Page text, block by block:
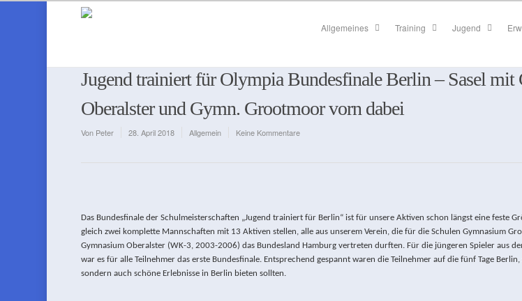
Allgemeines Training Jugend
Jugend trainiert für Olympia Bundesfinale Berlin – Sasel mit
Oberalster und Gymn. Grootmoor vorn dabei
Von Peter 28. April 2018 Allgemein Keine Kommentare
Das Bundesfinale der Schulmeisterschaften „Jugend trainiert für Berlin“ ist für unsere Aktiven schon längst eine feste
gleich zwei komplette Mannschaften mit 13 Aktiven stellen, alle aus unserem Verein, die für die Schulen Gymnasium
Gymnasium Oberalster (WK-3, 2003-2006) das Bundesland Hamburg vertreten durften. Für die jüngeren Spieler aus
war es für alle Teilnehmer das erste Bundesfinale. Entsprechend gespannt waren die Teilnehmer auf die fünf Tage
sondern auch schöne Erlebnisse in Berlin bieten sollten.